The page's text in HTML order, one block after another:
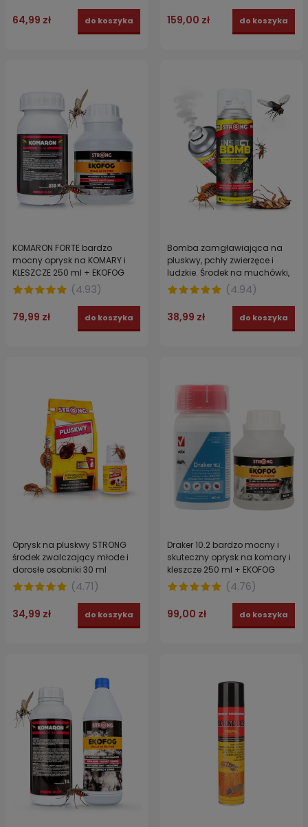
64,99 zł do koszyka 159,00 zł do koszyka
KOMARON FORTE bardzo
mocny oprysk na KOMARY i
KLESZCZE 250 ml + EKOFOG
ekologiczny nośnik 250 ml
(4.93)
79,99 zł do koszyka
Bomba zamgławiająca na
pluskwy, pchły zwierzęce i
ludzkie. Środek na muchówki,
komary, karaczany i pająki
4INSECT BOMB STRONG 400 ml
(4.94)
38,99 zł do koszyka
Oprysk na pluskwy STRONG
środek zwalczający młode i
dorosłe osobniki 30 ml
(4.71)
34,99 zł do koszyka
Draker 10.2 bardzo mocny i
skuteczny oprysk na komary i
kleszcze 250 ml + EKOFOG
ekologiczny utrwalacz 250 ml
(4.76)
99,00 zł do koszyka